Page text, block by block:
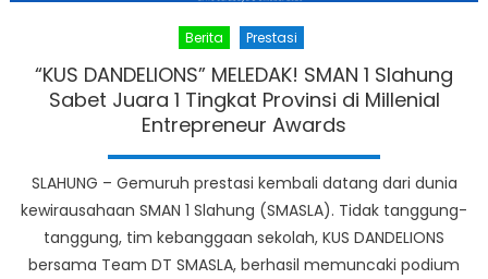
Berita Prestasi
“KUS DANDELIONS” MELEDAK! SMAN 1 Slahung
Sabet Juara 1 Tingkat Provinsi di Millenial
Entrepreneur Awards
SLAHUNG – Gemuruh prestasi kembali datang dari dunia
kewirausahaan SMAN 1 Slahung (SMASLA). Tidak tanggung-
tanggung, tim kebanggaan sekolah, KUS DANDELIONS
bersama Team DT SMASLA, berhasil memuncaki podium